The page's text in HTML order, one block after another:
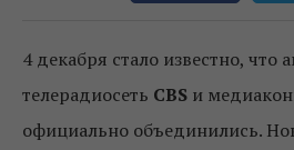
4 декабря стало известно, что
телерадиосеть CBS и
официально объединились.